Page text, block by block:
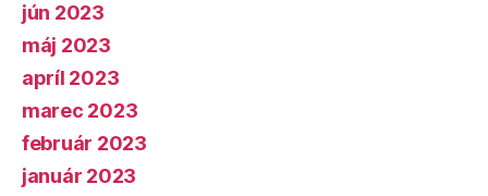
jún 2023
máj 2023
apríl 2023
marec 2023
február 2023
január 2023